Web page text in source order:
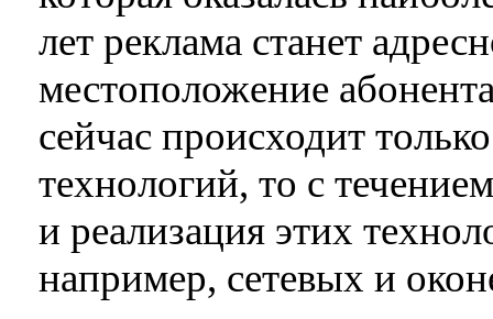
лет реклама станет
местоположение
сейчас происходит
технологий, то с
и реализация этих
например, сетевых и